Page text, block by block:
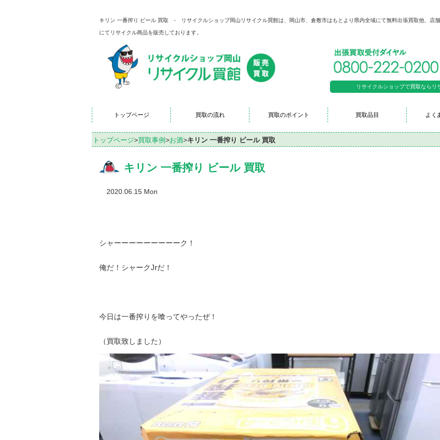
キリン 一番搾り ビール 買取 - リサイクルショップ岡山リサイクル買館は、岡山市、倉敷市はもとより県内全域にて無料出張買取他、店舗
にてリサイクル商品を販売しております。
リサイクルショップで買取なら
トップページ 買取の流れ 買取のポイント 買取品目 よく
トップページ>買取事例>お酒>キリン 一番搾り ビール 買取
キリン 一番搾り ビール 買取
2020.06.15 Mon
シャーーーーーーーーーク！
俺だ！シャークJrだ！
今日は一番搾りを喰ってやったぜ！
（買取致しました）